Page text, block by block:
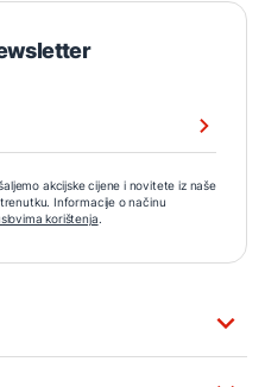
akcijske cijene i novitete iz naše
Informacije o načinu
korištenja.